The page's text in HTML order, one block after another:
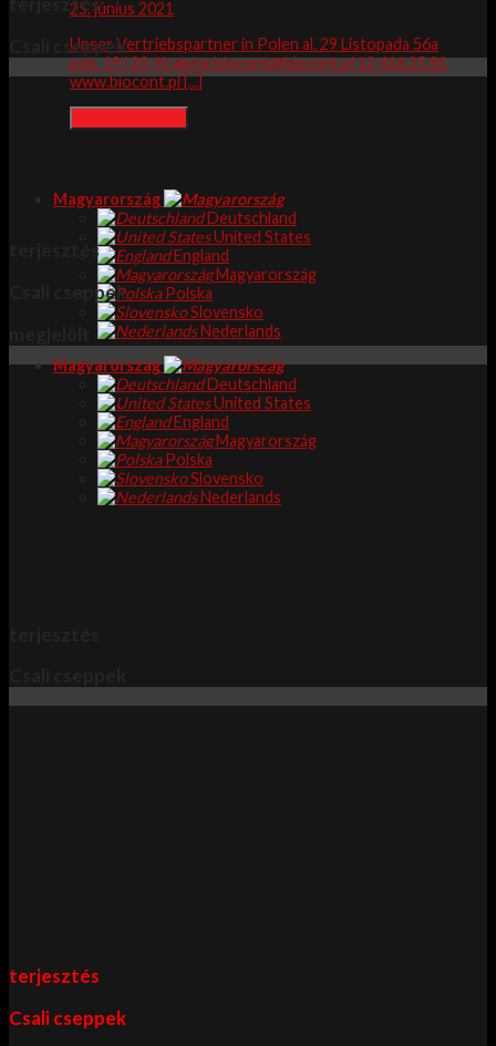
25. június 2021
Unser Vertriebspartner in Polen al. 29 Listopada 56a
pok. 19 i 20, Kraków biocont@biocont.pl 12 416 25 81
www.biocont.pl [...]
Magyarország
Deutschland
United States
England
Magyarország
Polska
Slovensko
Nederlands
Magyarország
Deutschland
United States
England
Magyarország
Polska
Slovensko
Nederlands
Csali cseppek
terjesztés
Csali cseppek
terjesztés
Csali cseppek